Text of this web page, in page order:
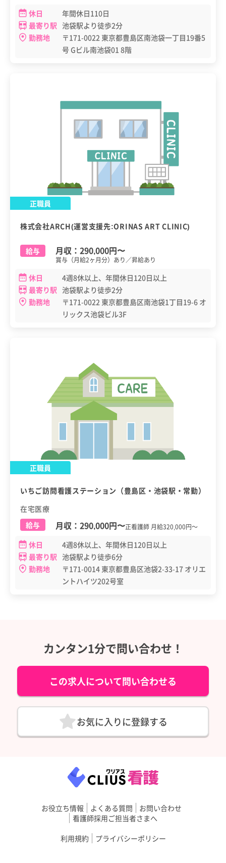
休日
年間休日110日
最寄り駅 池袋駅より徒歩2分
勤務地
〒171-0022 東京都豊島区南池袋一丁目19番5
号 Gビル南池袋01 8階
正職員
株式会社ARCH(運営支援先:ORINAS ART CLINIC)
給与 月収： 290,000円〜
賞与（月給2ヶ月分）あり／昇給あり
休日
4週8休以上、年間休日120日以上
最寄り駅 池袋駅より徒歩2分
勤務地
〒171-0022 東京都豊島区南池袋1丁目19-6 オ
リックス池袋ビル3F
正職員
いちご訪問看護ステーション（豊島区・池袋駅・常勤）
在宅医療
給与
月収： 290,000円〜正看護師 月給320,000円～
休日
4週8休以上、年間休日120日以上
最寄り駅 池袋駅より徒歩6分
勤務地
〒171-0014 東京都豊島区池袋2-33-17 オリエ
ントハイツ202号室
カンタン1分で問い合わせ！
この求人について問い合わせる
お気に入りに登録する
お役立ち情報 よくある質問
お問い合わせ
看護師採用ご担当者さまへ
利用規約
プライバシーポリシー